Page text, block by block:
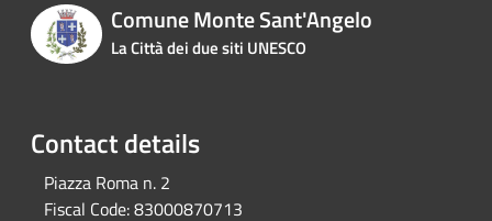
Comune Monte Sant'Angelo
La Città dei due siti UNESCO
Contact details
Piazza Roma n. 2
Fiscal Code:83000870713